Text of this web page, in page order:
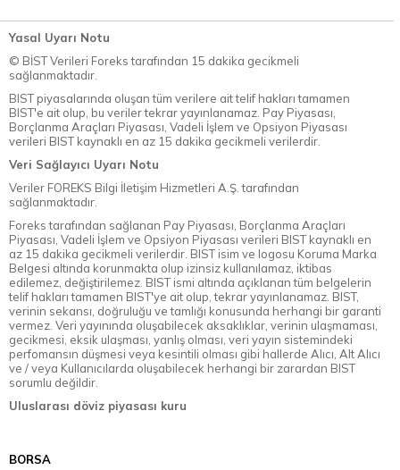
Yasal Uyarı Notu
© BİST Verileri Foreks tarafından 15 dakika gecikmeli
sağlanmaktadır.
BIST piyasalarında oluşan tüm verilere ait telif hakları tamamen
BIST'e ait olup, bu veriler tekrar yayınlanamaz. Pay Piyasası,
Borçlanma Araçları Piyasası, Vadeli İşlem ve Opsiyon Piyasası
verileri BIST kaynaklı en az 15 dakika gecikmeli verilerdir.
Veri Sağlayıcı Uyarı Notu
Veriler FOREKS Bilgi İletişim Hizmetleri A.Ş. tarafından
sağlanmaktadır.
Foreks tarafından sağlanan Pay Piyasası, Borçlanma Araçları
Piyasası, Vadeli İşlem ve Opsiyon Piyasası verileri BIST kaynaklı en
az 15 dakika gecikmeli verilerdir. BIST isim ve logosu Koruma Marka
Belgesi altında korunmakta olup izinsiz kullanılamaz, iktibas
edilemez, değiştirilemez. BIST ismi altında açıklanan tüm belgelerin
telif hakları tamamen BIST'ye ait olup, tekrar yayınlanamaz. BIST,
verinin sekansı, doğruluğu ve tamlığı konusunda herhangi bir garanti
vermez. Veri yayınında oluşabilecek aksaklıklar, verinin ulaşmaması,
gecikmesi, eksik ulaşması, yanlış olması, veri yayın sistemindeki
perfomansın düşmesi veya kesintili olması gibi hallerde Alıcı, Alt Alıcı
ve / veya Kullanıcılarda oluşabilecek herhangi bir zarardan BIST
sorumlu değildir.
Uluslarası döviz piyasası kuru
BORSA